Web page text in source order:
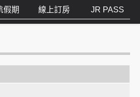
假期 線上訂房 JR PASS